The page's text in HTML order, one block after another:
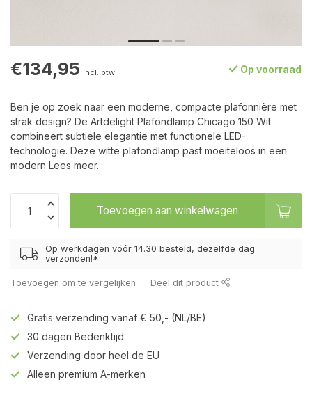
€134,95 Incl. btw Op voorraad
Ben je op zoek naar een moderne, compacte plafonnière met
strak design? De Artdelight Plafondlamp Chicago 150 Wit
combineert subtiele elegantie met functionele LED-
technologie. Deze witte plafondlamp past moeiteloos in een
modern Lees meer.
Toevoegen aan winkelwagen
Op werkdagen vóór 14.30 besteld, dezelfde dag
verzonden!*
Toevoegen om te vergelijken Deel dit product
Gratis verzending vanaf € 50,- (NL/BE)
30 dagen Bedenktijd
Verzending door heel de EU
Alleen premium A-merken